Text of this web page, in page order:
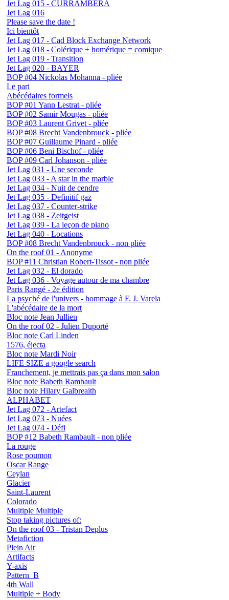
Jet Lag 015 - CURRAMBERA
Jet Lag 016
Please save the date !
Ici bientôt
Jet Lag 017 - Cad Block Exchange Network
Jet Lag 018 - Colérique + homérique = comique
Jet Lag 019 - Transition
Jet Lag 020 - BAYER
BOP #04 Nickolas Mohanna - pliée
Le pari
Abécédaires formels
BOP #01 Yann Lestrat - pliée
BOP #02 Samir Mougas - pliée
BOP #03 Laurent Grivet - pliée
BOP #08 Brecht Vandenbrouck - pliée
BOP #07 Guillaume Pinard - pliée
BOP #06 Beni Bischof - pliée
BOP #09 Carl Johanson - pliée
Jet Lag 031 - Une seconde
Jet Lag 033 - A star in the marble
Jet Lag 034 - Nuit de cendre
Jet Lag 035 - Definitif gaz
Jet Lag 037 - Counter-strike
Jet Lag 038 - Zeitgeist
Jet Lag 039 - La leçon de piano
Jet Lag 040 - Locations
BOP #08 Brecht Vandenbrouck - non pliée
On the roof 01 - Anonyme
BOP #11 Christian Robert-Tissot - non pliée
Jet Lag 032 - El dorado
Jet Lag 036 - Voyage autour de ma chambre
Paris Rangé - 2e édition
La psyché de l'univers - hommage à F. J. Varela
L'abécédaire de la mort
Bloc note Jean Jullien
On the roof 02 - Julien Duporté
Bloc note Carl Linden
1576, éjecta
Bloc note Mardi Noir
LIFE SIZE a google search
Franchement, je mettrais pas ça dans mon salon
Bloc note Babeth Rambault
Bloc note Hilary Galbreaith
ALPHABET
Jet Lag 072 - Artefact
Jet Lag 073 - Nuées
Jet Lag 074 - Défi
BOP #12 Babeth Rambault - non pliée
La rouge
Rose poumon
Oscar Range
Ceylan
Glacier
Saint-Laurent
Colorado
Multiple Multiple
Stop taking pictures of:
On the roof 03 - Tristan Deplus
Metafiction
Plein Air
Artifacts
Y-axis
Pattern_B
4th Wall
Multiple + Body